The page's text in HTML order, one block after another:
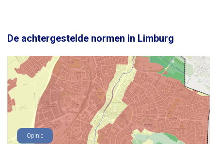
De achtergestelde normen in Limburg
Opinie